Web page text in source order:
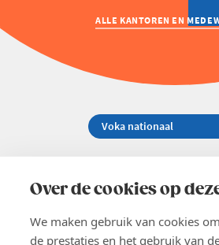
Over de cookies op
We maken gebruik van cookies
de prestaties en het gebruik van
ALLE KANTOREN EN
02 229 81 11